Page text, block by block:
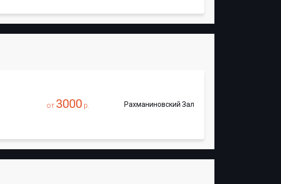
от 3000 р. Рахманиновский Зал